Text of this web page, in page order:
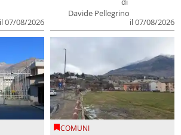
il 07/08/2026
Davide Pellegrino
il 07/08/2026
COMUNI